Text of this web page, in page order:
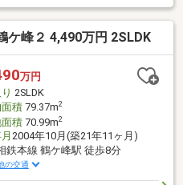
けたい住宅ローン！解説しま
予約】クリックで簡単予約♪※
調整が必要な物件がございま
とご案内がスムーズです※注
ン代理店、火災保険代理店ま
ります。
ケ峰２ 4,490万円 2SLDK
万円
2SLDK
積79.37m2
積70.99m2
2004年10月(築21年11ヶ月)
鉄本線 鶴ケ峰駅 徒歩8分
の交通